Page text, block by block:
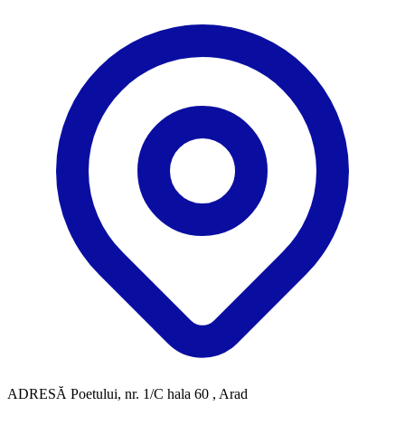
ADRESĂ Poetului, nr. 1/C hala 60 , Arad